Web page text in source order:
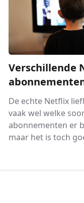
Verschillende
De echte Netflix
vaak wel welke
abonnementen er
maar het is toch